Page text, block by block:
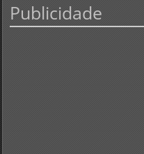
Publicidade